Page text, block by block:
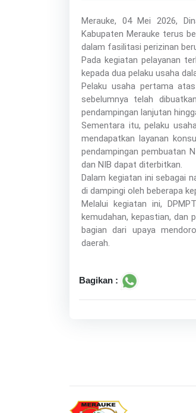
Merauke, 04 Mei 2026,
Kabupaten Merauke terus
dalam fasilitasi perizinan
Pada kegiatan pelayanan
kepada dua pelaku usaha
Pelaku usaha pertama
sebelumnya telah
pendampingan lanjutan
Sementara itu, pelaku
mendapatkan layanan
pendampingan pembuatan
dan NIB dapat diterbitkan.
Dalam kegiatan ini sebagai
di dampingi oleh beberapa
Melalui kegiatan ini,
kemudahan, kepastian, dan
bagian dari upaya
daerah.
Bagikan :